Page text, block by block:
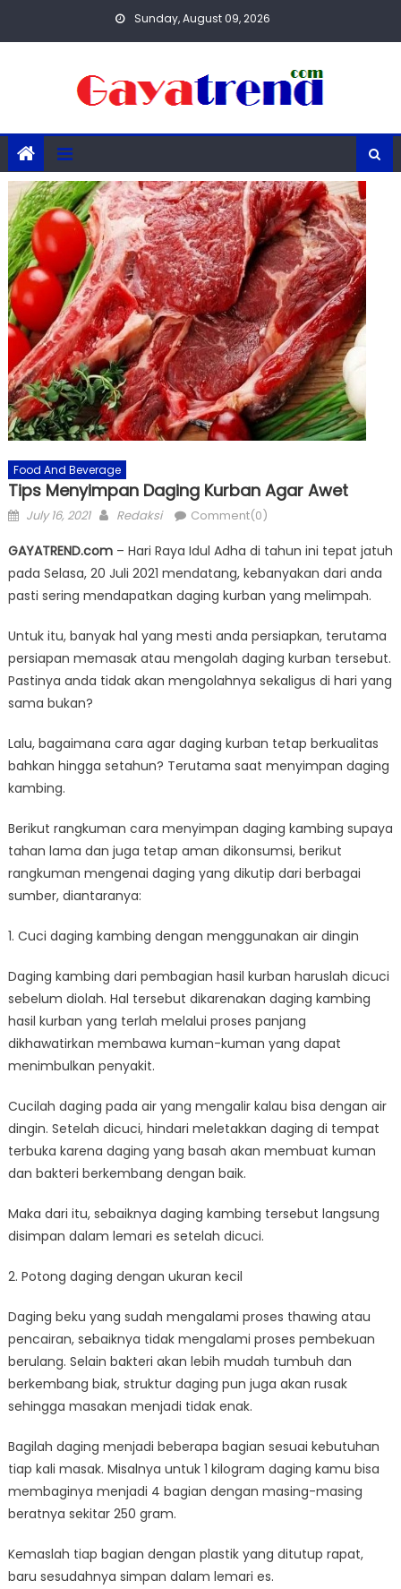
Sunday, August 09, 2026
Food And Beverage
Tips Menyimpan Daging Kurban Agar Awet
Posted
July 16, 2021 Author
Redaksi Comment(0)
GAYATREND.com– Hari Raya Idul Adha di tahun ini tepat jatuh
pada Selasa, 20 Juli 2021 mendatang, kebanyakan dari anda
pasti sering mendapatkan daging kurban yang melimpah.
Untuk itu, banyak hal yang mesti anda persiapkan, terutama
persiapan memasak atau mengolah daging kurban tersebut.
Pastinya anda tidak akan mengolahnya sekaligus di hari yang
sama bukan?
Lalu, bagaimana cara agar daging kurban tetap berkualitas
bahkan hingga setahun? Terutama saat menyimpan daging
kambing.
Berikut rangkuman cara menyimpan daging kambing supaya
tahan lama dan juga tetap aman dikonsumsi, berikut
rangkuman mengenai daging yang dikutip dari berbagai
sumber, diantaranya:
1. Cuci daging kambing dengan menggunakan air dingin
Daging kambing dari pembagian hasil kurban haruslah dicuci
sebelum diolah. Hal tersebut dikarenakan daging kambing
hasil kurban yang terlah melalui proses panjang
dikhawatirkan membawa kuman-kuman yang dapat
menimbulkan penyakit.
Cucilah daging pada air yang mengalir kalau bisa dengan air
dingin. Setelah dicuci, hindari meletakkan daging di tempat
terbuka karena daging yang basah akan membuat kuman
dan bakteri berkembang dengan baik.
Maka dari itu, sebaiknya daging kambing tersebut langsung
disimpan dalam lemari es setelah dicuci.
2. Potong daging dengan ukuran kecil
Daging beku yang sudah mengalami proses thawing atau
pencairan, sebaiknya tidak mengalami proses pembekuan
berulang. Selain bakteri akan lebih mudah tumbuh dan
berkembang biak, struktur daging pun juga akan rusak
sehingga masakan menjadi tidak enak.
Bagilah daging menjadi beberapa bagian sesuai kebutuhan
tiap kali masak. Misalnya untuk 1 kilogram daging kamu bisa
membaginya menjadi 4 bagian dengan masing-masing
beratnya sekitar 250 gram.
Kemaslah tiap bagian dengan plastik yang ditutup rapat,
baru sesudahnya simpan dalam lemari es.